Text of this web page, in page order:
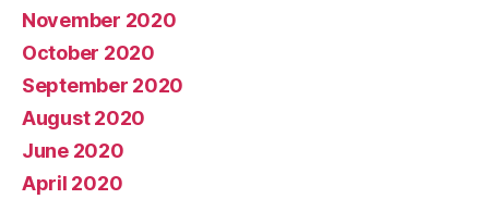
November 2020
October 2020
September 2020
August 2020
June 2020
April 2020